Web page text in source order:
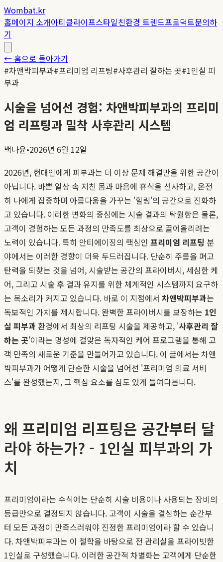
Wombat.kr
홈페이지 소개아티클라이프스타일친환경 트렌드프로덕트문의하
기
← 홈으로 돌아가기
#차앤박피부과#프리미엄 리프팅#사후관리 잘하는 곳#1인실 피
부과
시술을 넘어선 경험: 차앤박피부과의 프리미
엄 리프팅과 밀착 사후관리 시스템
백나윤•2026년 6월 12일
2026년, 현대인에게 피부과는 더 이상 문제 해결만을 위한 공간이
아닙니다. 바쁜 일상 속 지친 몸과 마음에 휴식을 선사하고, 온전
히 나에게 집중하며 아름다움을 가꾸는 '힐링'의 공간으로 진화하
고 있습니다. 이러한 변화의 중심에는 시술 결과의 탁월함은 물론,
고객이 경험하는 모든 과정의 만족도를 최상으로 끌어올리려는
노력이 있습니다. 특히 안티에이징의 핵심인 프리미엄 리프팅 분
야에서는 이러한 경향이 더욱 두드러집니다. 단순히 주름을 펴고
탄력을 되찾는 것을 넘어, 시술받는 공간의 프라이버시, 세심한 케
어, 그리고 시술 후 결과 유지를 위한 체계적인 시스템까지 요구하
는 목소리가 커지고 있습니다. 바로 이 지점에서 차앤박피부과는
독보적인 가치를 제시합니다. 완벽한 프라이버시를 보장하는 1인
실 피부과 환경에서 최상의 리프팅 시술을 제공하고, '사후관리 잘
하는 곳'이라는 명성에 걸맞은 독자적인 케어 프로그램을 통해 고
객 만족의 새로운 기준을 만들어가고 있습니다. 이 글에서는 차앤
박피부과가 어떻게 단순한 시술을 넘어선 '프리미엄 의료 서비
스'를 완성했는지, 그 핵심 요소를 심도 있게 들여다봅니다.
왜 프리미엄 리프팅은 공간부터 달
라야 하는가? - 1인실 피부과의 가
치
프리미엄이라는 수식어는 단순히 시술 비용이나 사용되는 장비의
등급만으로 결정되지 않습니다. 고객이 시술을 결심하는 순간부
터 모든 과정이 만족스러워야 진정한 프리미엄이라 할 수 있습니
다. 차앤박피부과는 이 철학을 바탕으로 전 관리실을 프라이빗한
1인실로 구성했습니다. 이러한 공간적 차별화는 고객에게 단순한